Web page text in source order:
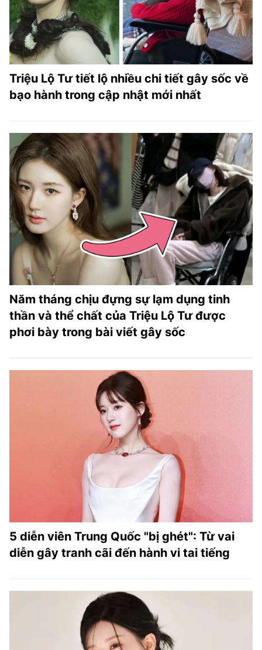
Triệu Lộ Tư tiết lộ nhiều chi tiết gây sốc về
bạo hành trong cập nhật mới nhất
Năm tháng chịu đựng sự lạm dụng tinh
thần và thể chất của Triệu Lộ Tư được
phơi bày trong bài viết gây sốc
5 diễn viên Trung Quốc "bị ghét": Từ vai
diễn gây tranh cãi đến hành vi tai tiếng